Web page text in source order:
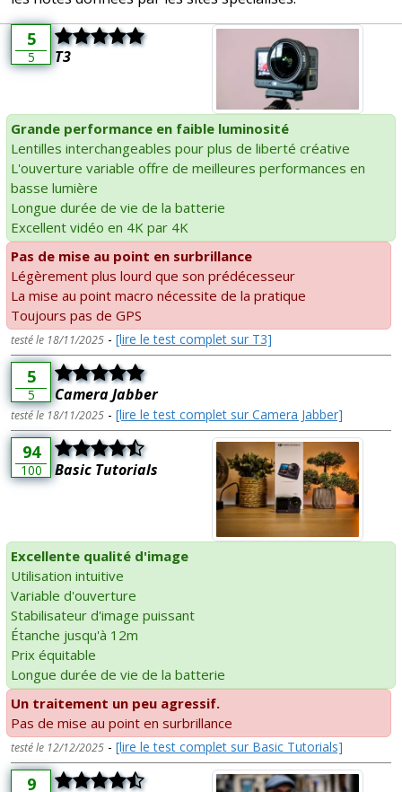
5
5 T3
Grande performance en faible luminosité
Lentilles interchangeables pour plus de liberté créative
L'ouverture variable offre de meilleures performances en
basse lumière
Longue durée de vie de la batterie
Excellent vidéo en 4K par 4K
Pas de mise au point en surbrillance
Légèrement plus lourd que son prédécesseur
La mise au point macro nécessite de la pratique
Toujours pas de GPS
testé le 18/11/2025 - [lire le test complet sur T3]
5
5 Camera Jabber
testé le 18/11/2025 - [lire le test complet sur Camera Jabber]
94
100 Basic Tutorials
Excellente qualité d'image
Utilisation intuitive
Variable d'ouverture
Stabilisateur d'image puissant
Étanche jusqu'à 12m
Prix équitable
Longue durée de vie de la batterie
Un traitement un peu agressif.
Pas de mise au point en surbrillance
testé le 12/12/2025 - [lire le test complet sur Basic Tutorials]
9